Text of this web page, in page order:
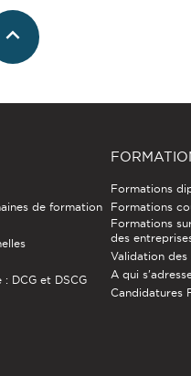
de formation
DCG et DSCG
Formations
Formations
Formations
des
Validation des
A qui
Candidatures